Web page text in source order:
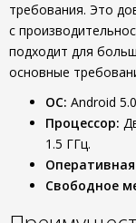
требования. Это
с
подходит для
основные
ОС: Android
Процессор:
1.5 ГГц.
Свободное